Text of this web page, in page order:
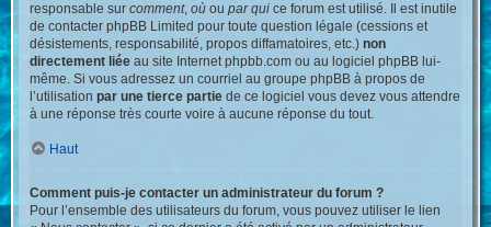
responsable surcomment,où oupar qui ce forum est utilisé. Il est inutile
de contacter phpBB Limited pour toute question légale (cessions et
désistements, responsabilité, propos diffamatoires, etc.)non
directement liée au site Internet phpbb.com ou au logiciel phpBB lui-
même. Si vous adressez un courriel au groupe phpBB à propos de
l’utilisationpar une tierce partie de ce logiciel vous devez vous attendre
à une réponse très courte voire à aucune réponse du tout.
Haut
Comment puis-je contacter un administrateur du forum ?
Pour l’ensemble des utilisateurs du forum, vous pouvez utiliser le lien